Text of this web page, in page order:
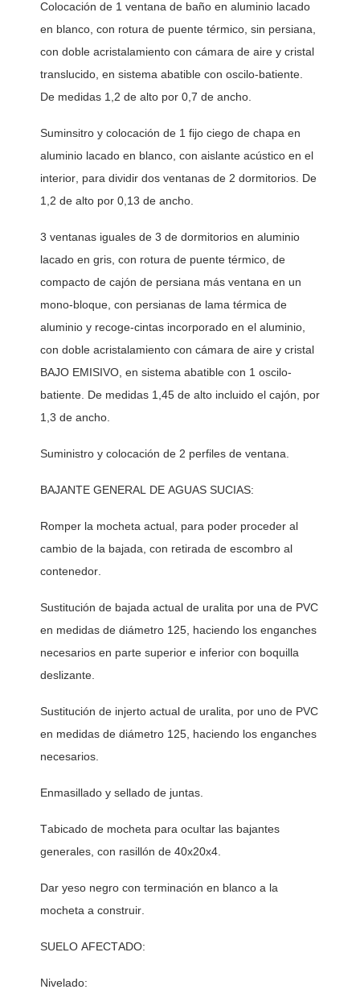
Colocación de 1 ventana de baño en aluminio lacado
en blanco, con rotura de puente térmico, sin persiana,
con doble acristalamiento con cámara de aire y cristal
translucido, en sistema abatible con oscilo-batiente.
De medidas 1,2 de alto por 0,7 de ancho.
Suminsitro y colocación de 1 fijo ciego de chapa en
aluminio lacado en blanco, con aislante acústico en el
interior, para dividir dos ventanas de 2 dormitorios. De
1,2 de alto por 0,13 de ancho.
3 ventanas iguales de 3 de dormitorios en aluminio
lacado en gris, con rotura de puente térmico, de
compacto de cajón de persiana más ventana en un
mono-bloque, con persianas de lama térmica de
aluminio y recoge-cintas incorporado en el aluminio,
con doble acristalamiento con cámara de aire y cristal
BAJO EMISIVO, en sistema abatible con 1 oscilo-
batiente. De medidas 1,45 de alto incluido el cajón, por
1,3 de ancho.
Suministro y colocación de 2 perfiles de ventana.
BAJANTE GENERAL DE AGUAS SUCIAS:
Romper la mocheta actual, para poder proceder al
cambio de la bajada, con retirada de escombro al
contenedor.
Sustitución de bajada actual de uralita por una de PVC
en medidas de diámetro 125, haciendo los enganches
necesarios en parte superior e inferior con boquilla
deslizante.
Sustitución de injerto actual de uralita, por uno de PVC
en medidas de diámetro 125, haciendo los enganches
necesarios.
Enmasillado y sellado de juntas.
Tabicado de mocheta para ocultar las bajantes
generales, con rasillón de 40x20x4.
Dar yeso negro con terminación en blanco a la
mocheta a construir.
SUELO AFECTADO:
Nivelado: